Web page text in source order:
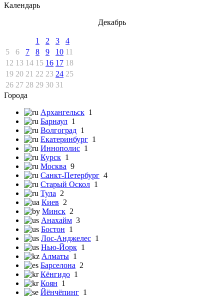
Календарь
Декабрь
1 2 3
4
5
6 7 8 9 10 11
12 13 14 15 16 17 18
19 20 21 22 23 24 25
26 27 28 29 30 31
Города
Архангельск 1
Барнаул 1
Волгоград 1
Екатеринбург 1
Иннополис 1
Курск 1
Москва 9
Санкт-Петербург 4
Старый Оскол 1
Тула 2
Киев 2
Минск 2
Анахайм 3
Бостон 1
Лос-Анджелес 1
Нью-Йорк 1
Алматы 1
Барселона 2
Кёнгидо 1
Коян 1
Йёнчёпинг 1